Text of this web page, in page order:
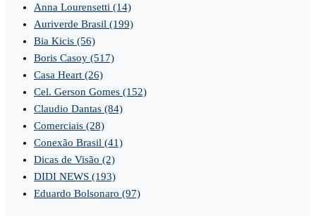
Anna Lourensetti (14)
Auriverde Brasil (199)
Bia Kicis (56)
Boris Casoy (517)
Casa Heart (26)
Cel. Gerson Gomes (152)
Claudio Dantas (84)
Comerciais (28)
Conexão Brasil (41)
Dicas de Visão (2)
DIDI NEWS (193)
Eduardo Bolsonaro (97)